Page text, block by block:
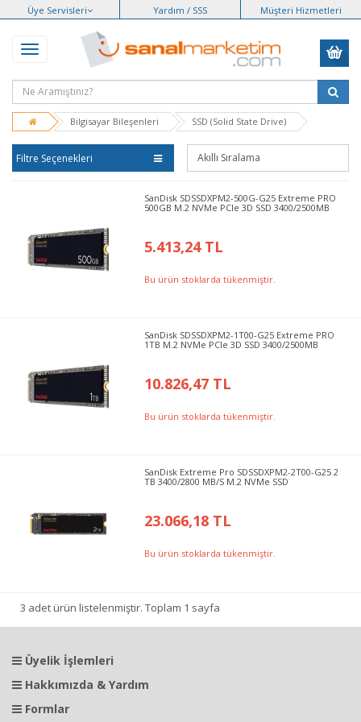
Üye Servisleri Yardım / SSS Müşteri Hizmetleri
Bilgisayar Bileşenleri SSD (Solid State Drive)
Filtre Seçenekleri
SanDisk SDSSDXPM2-500G-G25 Extreme PRO
500GB M.2 NVMe PCIe 3D SSD 3400/2500MB
5.413,24 TL
Bu ürün stoklarda tükenmiştir.
SanDisk SDSSDXPM2-1T00-G25 Extreme PRO
1TB M.2 NVMe PCIe 3D SSD 3400/2500MB
10.826,47 TL
Bu ürün stoklarda tükenmiştir.
SanDisk Extreme Pro SDSSDXPM2-2T00-G25 2
TB 3400/2800 MB/S M.2 NVMe SSD
23.066,18 TL
Bu ürün stoklarda tükenmiştir.
3 adet ürün listelenmiştir. Toplam 1 sayfa
Üyelik İşlemleri
Hakkımızda & Yardım
Formlar